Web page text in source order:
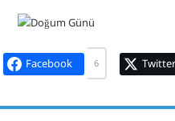
Facebook 6 Twitter